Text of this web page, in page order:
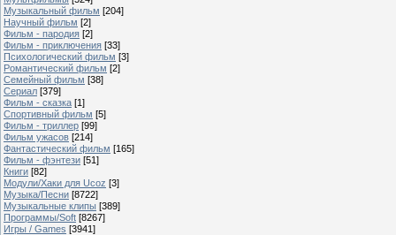
Музыкальный фильм [204]
Научный фильм [2]
Фильм - пародия [2]
Фильм - приключения [33]
Психологический фильм [3]
Романтический фильм [2]
Семейный фильм [38]
Сериал [379]
Фильм - сказка [1]
Спортивный фильм [5]
Фильм - триллер [99]
Фильм ужасов [214]
Фантастический фильм [165]
Фильм - фэнтези [51]
Книги [82]
Модули/Хаки для Ucoz [3]
Музыка/Песни [8722]
Музыкальные клипы [389]
Программы/Soft [8267]
Игры / Games [3941]